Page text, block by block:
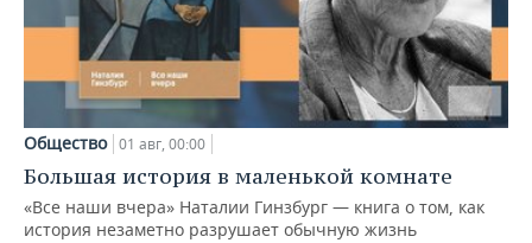
Общество 01 авг, 00:00
Большая история в маленькой комнате
«Все наши вчера» Наталии Гинзбург — книга о том, как
история незаметно разрушает обычную жизнь